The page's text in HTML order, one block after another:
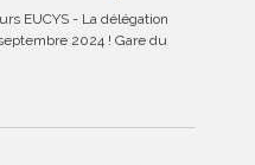
EUCYS - La délégation
2024 ! Gare du